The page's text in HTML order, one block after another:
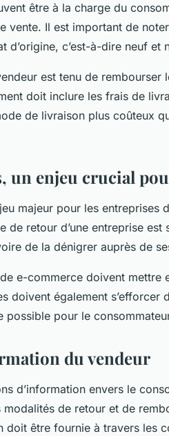
être à la charge du
vente. Il est important de
d’origine, c’est-à-dire neuf et
est tenu de rembourser
doit inclure les frais de
de livraison plus coûteux
un enjeu crucial
majeur pour les entreprises
de retour d’une entreprise est
de la dénigrer auprès de
e-commerce doivent mettre
doivent également s’efforcer
possible pour le
du vendeur
d’information envers le
de retour et de
être fournie à travers les